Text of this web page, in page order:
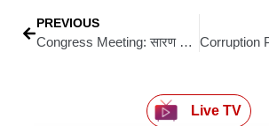
PREVIOUS
Congress Meeting: सारण में जिला कांग्रेस कमेटी की आवश्यक बैठक, जिलाध्यक्ष की नियुक्ति पर बना दबाव
Live TV